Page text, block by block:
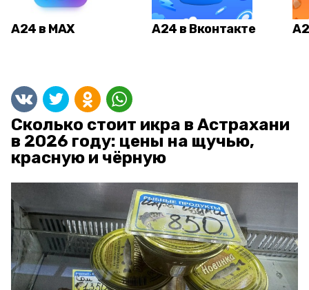
А24 в MAX А24 в Вконтакте
Сколько стоит икра в Астрахани
в 2026 году: цены на щучью,
красную и чёрную